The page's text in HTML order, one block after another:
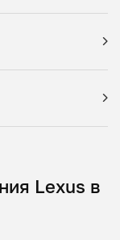
Lexus в